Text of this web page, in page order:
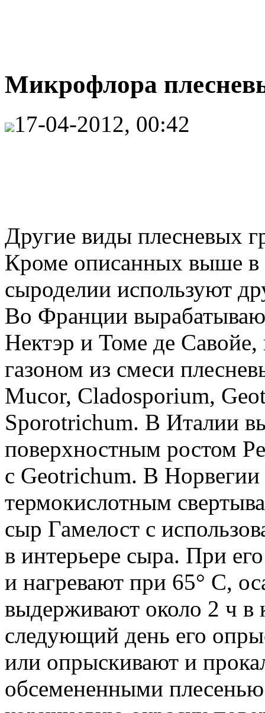
Микрофлора
17-04-2012, 00:42
Другие виды плесневых
Кроме описанных выше в
сыроделии используют
Во Франции
Нектэр и Томе де
газоном из смеси
Mucor, Cladosporium,
Sporotrichum. В Италии
поверхностным ростом
с Geotrichum. В
термокислотным
сыр Гамелост с
в интерьере сыра. При
и нагревают при 65° С,
выдерживают около 2 ч
следующий день его
или опрыскивают и
обсемененными